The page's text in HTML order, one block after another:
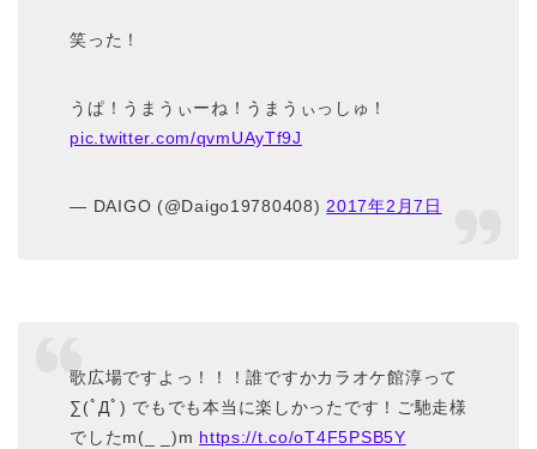
笑った！
うぱ！うまうぃーね！うまうぃっしゅ！
pic.twitter.com/qvmUAyTf9J
— DAIGO (@Daigo19780408) 2017年2月7日
歌広場ですよっ！！！誰ですかカラオケ館淳って
∑(ﾟДﾟ) でもでも本当に楽しかったです！ご馳走様
でしたm(_ _)m https://t.co/oT4F5PSB5Y